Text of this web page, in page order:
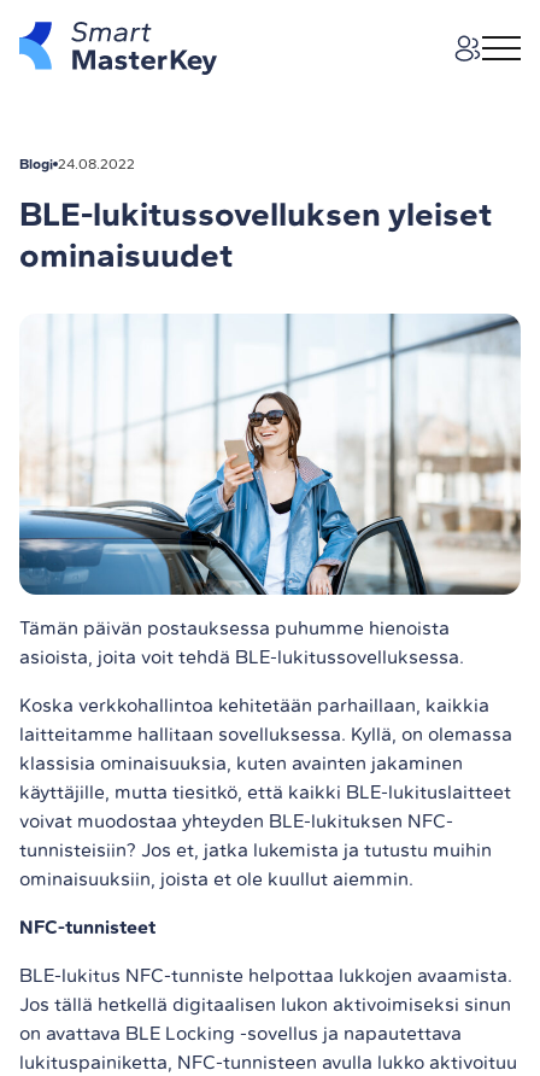
Blogi 24.08.2022
BLE-lukitussovelluksen yleiset
ominaisuudet
Tämän päivän postauksessa puhumme hienoista
asioista, joita voit tehdä BLE-lukitussovelluksessa.
Koska verkkohallintoa kehitetään parhaillaan, kaikkia
laitteitamme hallitaan sovelluksessa. Kyllä, on olemassa
klassisia ominaisuuksia, kuten avainten jakaminen
käyttäjille, mutta tiesitkö, että kaikki BLE-lukituslaitteet
voivat muodostaa yhteyden BLE-lukituksen NFC-
tunnisteisiin? Jos et, jatka lukemista ja tutustu muihin
ominaisuuksiin, joista et ole kuullut aiemmin.
NFC-tunnisteet
BLE-lukitus NFC-tunniste helpottaa lukkojen avaamista.
Jos tällä hetkellä digitaalisen lukon aktivoimiseksi sinun
on avattava BLE Locking -sovellus ja napautettava
lukituspainiketta, NFC-tunnisteen avulla lukko aktivoituu